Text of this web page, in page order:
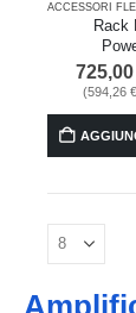
ACCESSORI
Rack
725,00
(594,26 €